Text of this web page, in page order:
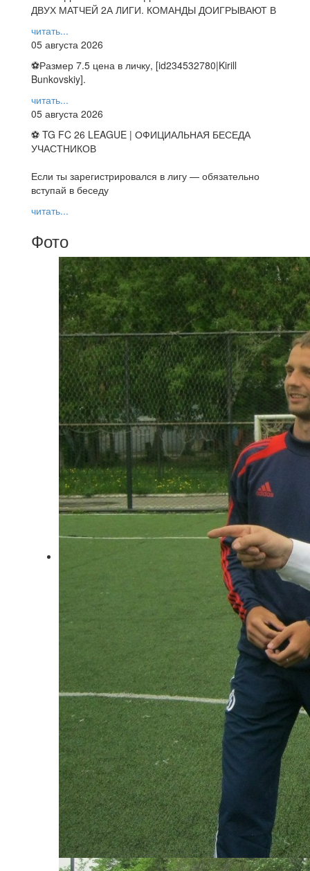
ДВУХ МАТЧЕЙ 2А ЛИГИ. КОМАНДЫ ДОИГРЫВАЮТ В
читать...
05 августа 2026
⚽️Размер 7.5 цена в личку, [id234532780|Kirill
Bunkovskiy].
читать...
05 августа 2026
⚽ TG FC 26 LEAGUE | ОФИЦИАЛЬНАЯ БЕСЕДА
УЧАСТНИКОВ
Если ты зарегистрировался в лигу — обязательно
вступай в беседу
читать...
Фото